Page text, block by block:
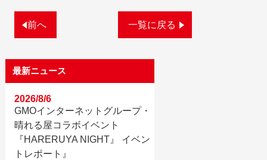
前へ 一覧に戻る
最新ニュース
GMOインターネットグループ・
晴れる屋コラボイベント
『HARERUYA NIGHT』 イベン
トレポート』
2026/8/6